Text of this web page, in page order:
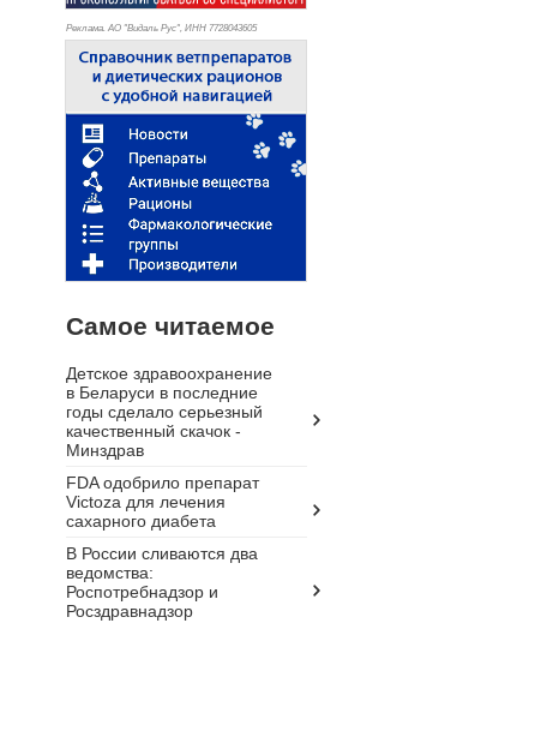
Реклама. АО "Видаль Рус", ИНН 7728043605
Самое читаемое
Детское здравоохранение
в Беларуси в последние
годы сделало серьезный
качественный скачок -
Минздрав
FDA одобрило препарат
Victoza для лечения
сахарного диабета
В России сливаются два
ведомства:
Роспотребнадзор и
Росздравнадзор